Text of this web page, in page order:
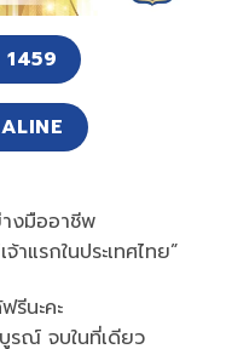
1459
งมืออาชีพ
แรกในประเทศไทย”
รีนะคะ
รณ์ จบในที่เดียว